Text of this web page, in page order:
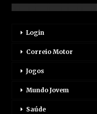
Login
Correio Motor
Jogos
Mundo Jovem
Saúde